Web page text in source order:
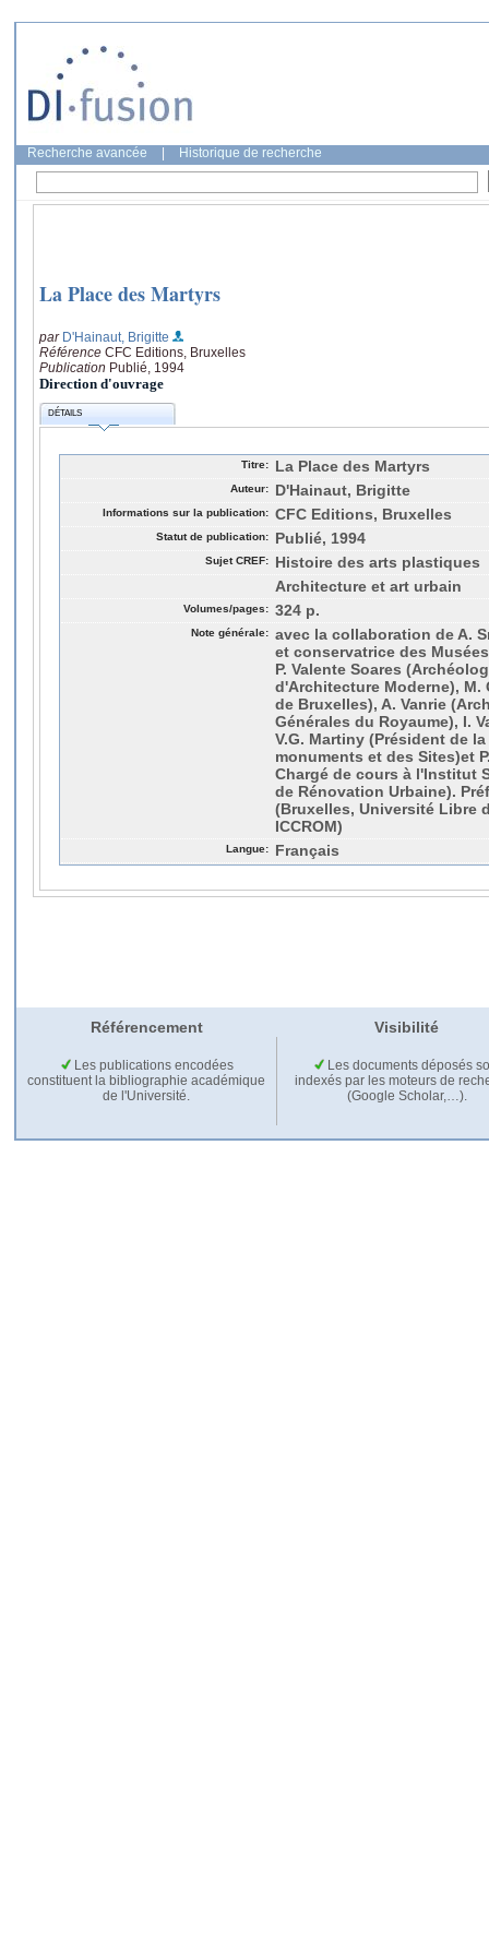
Recherche avancée Historique de recherche
La Place des Martyrs
par D'Hainaut, Brigitte
Référence CFC Editions, Bruxelles
Publication Publié, 1994
Direction d'ouvrage
DÉTAILS
Titre: La Place des Martyrs
Auteur: D'Hainaut, Brigitte
Informations sur la publication: CFC Editions, Bruxelles
Statut de publication: Publié, 1994
Sujet CREF:
Histoire des arts plastiques
Architecture et art urbain
Volumes/pages: 324 p.
Note générale: avec la collaboration de A.
et conservatrice des
P. Valente Soares
d'Architecture Moderne), M.
de Bruxelles), A. Vanrie
Générales du Royaume), I.
V.G. Martiny (Président de
monuments et des Sites)et
Chargé de cours à l'Institut
de Rénovation Urbaine).
(Bruxelles, Université Libre
ICCROM)
Langue: Français
Référencement Visibilité
Les publications encodées
constituent la bibliographie académique
de l'Université.
Les documents déposés
indexés par les moteurs de
(Google Scholar,…).